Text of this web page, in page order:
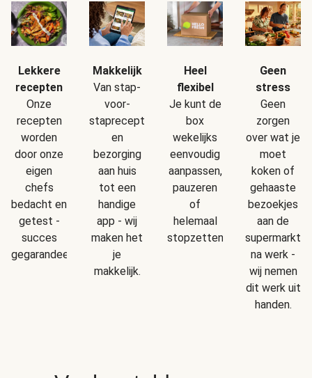
Lekkere
recepten
Onze
recepten
worden
door onze
eigen
chefs
bedacht en
getest -
succes
gegarandeerd!
Makkelijk
Van stap-
voor-
staprecepten
en
bezorging
aan huis
tot een
handige
app - wij
maken het
je
makkelijk.
Heel
flexibel
Je kunt de
box
wekelijks
eenvoudig
aanpassen,
pauzeren
of
helemaal
stopzetten.
Geen
stress
Geen
zorgen
over wat je
moet
koken of
gehaaste
bezoekjes
aan de
supermarkt
na werk -
wij nemen
dit werk uit
handen.